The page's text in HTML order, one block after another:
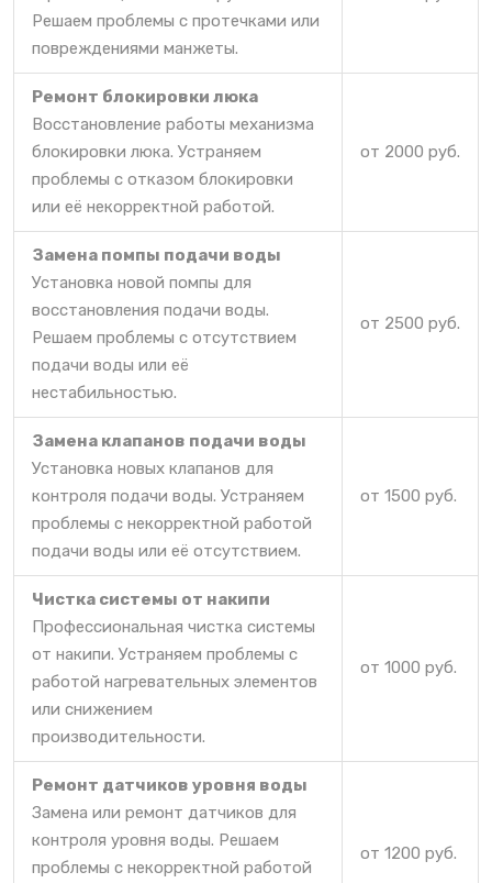
Решаем проблемы с протечками или
повреждениями манжеты.
Ремонт блокировки люка
Восстановление работы механизма
блокировки люка. Устраняем
проблемы с отказом блокировки
или её некорректной работой.
от 2000 руб.
Замена помпы подачи воды
Установка новой помпы для
восстановления подачи воды.
Решаем проблемы с отсутствием
подачи воды или её
нестабильностью.
от 2500 руб.
Замена клапанов подачи воды
Установка новых клапанов для
контроля подачи воды. Устраняем
проблемы с некорректной работой
подачи воды или её отсутствием.
от 1500 руб.
Чистка системы от накипи
Профессиональная чистка системы
от накипи. Устраняем проблемы с
работой нагревательных элементов
или снижением
производительности.
от 1000 руб.
Ремонт датчиков уровня воды
Замена или ремонт датчиков для
контроля уровня воды. Решаем
проблемы с некорректной работой
от 1200 руб.